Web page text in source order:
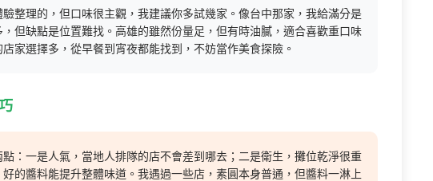
整理的，但口味很主觀，我建議你多試幾家。像台中那家，我給滿分是
但缺點是位置難找。高雄的雖然份量足，但有時油膩，適合喜歡重口味
家選擇多，從早餐到宵夜都能找到，不妨當作美食探險。
：一是人氣，當地人排隊的店不會差到哪去；二是衛生，攤位乾淨很重
的醬料能提升整體味道。我遇過一些店，素圓本身普通，但醬料一淋上